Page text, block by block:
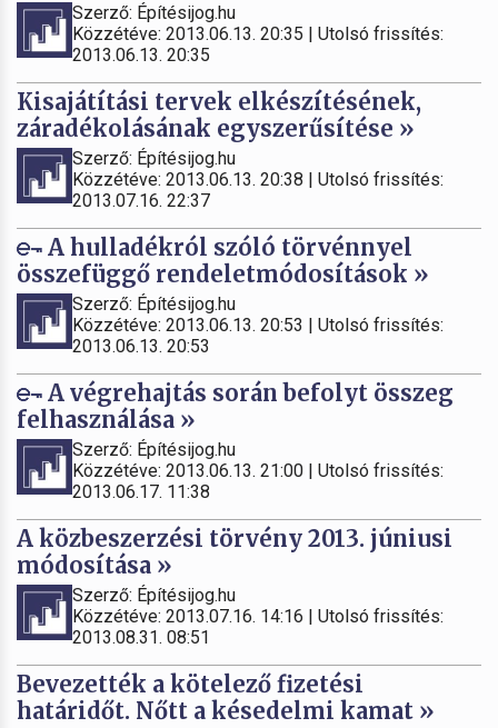
Szerző: Építésijog.hu
Közzétéve: 2013.06.13. 20:35 | Utolsó frissítés:
2013.06.13. 20:35
Kisajátítási tervek elkészítésének,
záradékolásának egyszerűsítése »
Szerző: Építésijog.hu
Közzétéve: 2013.06.13. 20:38 | Utolsó frissítés:
2013.07.16. 22:37
A hulladékról szóló törvénnyel
összefüggő rendeletmódosítások »
Szerző: Építésijog.hu
Közzétéve: 2013.06.13. 20:53 | Utolsó frissítés:
2013.06.13. 20:53
A végrehajtás során befolyt összeg
felhasználása »
Szerző: Építésijog.hu
Közzétéve: 2013.06.13. 21:00 | Utolsó frissítés:
2013.06.17. 11:38
A közbeszerzési törvény 2013. júniusi
módosítása »
Szerző: Építésijog.hu
Közzétéve: 2013.07.16. 14:16 | Utolsó frissítés:
2013.08.31. 08:51
Bevezették a kötelező fizetési
határidőt. Nőtt a késedelmi kamat »